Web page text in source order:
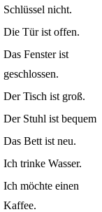
Schlüssel nicht.
Die Tür ist offen.
Das Fenster ist
geschlossen.
Der Tisch ist groß.
Der Stuhl ist bequem.
Das Bett ist neu.
Ich trinke Wasser.
Ich möchte einen
Kaffee.